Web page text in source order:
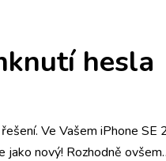
hesla
Ve Vašem iPhone SE
nový! Rozhodně ovšem